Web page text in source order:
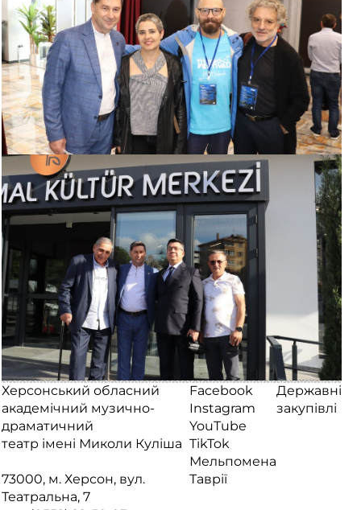
Херсонський обласний
академічний музично-
драматичний
театр імені Миколи Куліша
73000, м. Херсон, вул.
Театральна, 7
Facebook
Instagram
YouTube
TikTok
Мельпомена
Таврії
Державні
закупівлі